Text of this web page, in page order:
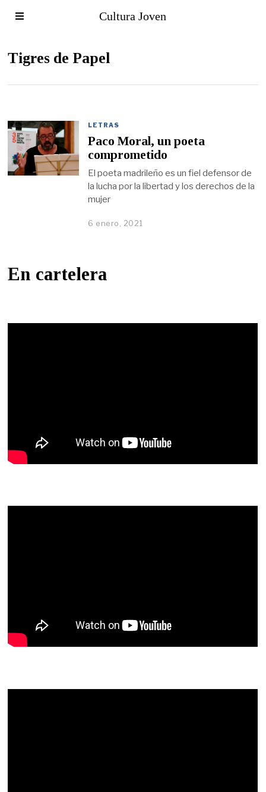
Cultura Joven
Tigres de Papel
LETRAS
Paco Moral, un poeta
comprometido
El poeta madrileño es un fiel defensor de
la lucha por la libertad y los derechos de la
mujer
6 enero, 2021
En cartelera